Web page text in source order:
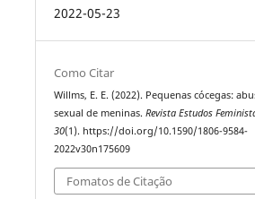
2022-05-23
Como Citar
Willms, E. E. (2022). Pequenas cócegas:
sexual de meninas.Revista Estudos
30(1). https://doi.org/10.1590/1806-9584-
2022v30n175609
Fomatos de Citação